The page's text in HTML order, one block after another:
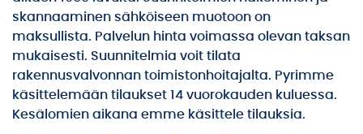
skannaaminen sähköiseen muotoon on
maksullista. Palvelun hinta voimassa olevan taksan
mukaisesti. Suunnitelmia voit tilata
rakennusvalvonnan toimistonhoitajalta. Pyrimme
käsittelemään tilaukset 14 vuorokauden kuluessa.
Kesälomien aikana emme käsittele tilauksia.